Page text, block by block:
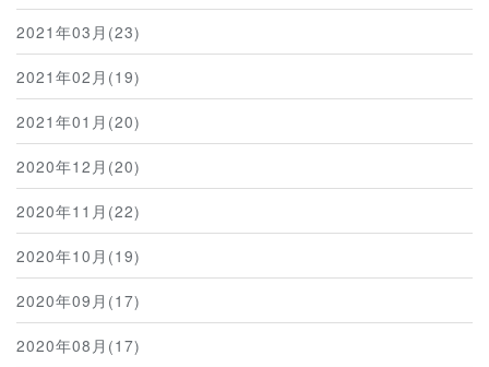
2021年03月(23)
2021年02月(19)
2021年01月(20)
2020年12月(20)
2020年11月(22)
2020年10月(19)
2020年09月(17)
2020年08月(17)